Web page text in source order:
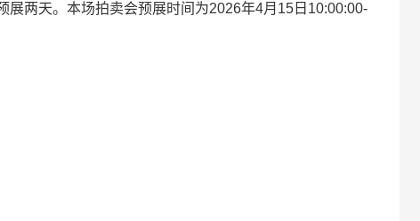
展两天。本场拍卖会预展时间为2026年4月15日10:00:00-